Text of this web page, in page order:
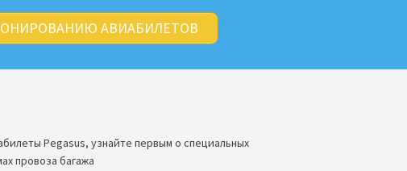
АВИАБИЛЕТОВ
Pegasus, узнайте первым о специальных
провоза багажа